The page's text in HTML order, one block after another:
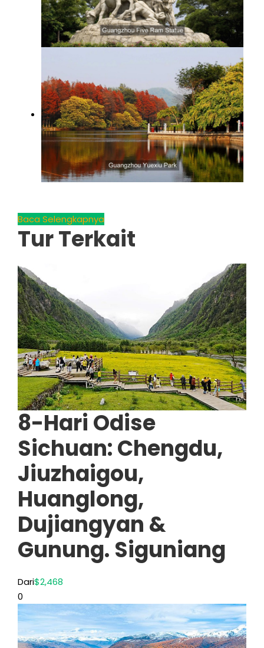
Baca Selengkapnya
Tur Terkait
8-Hari Odise
Sichuan: Chengdu,
Jiuzhaigou,
Huanglong,
Dujiangyan &
Gunung. Siguniang
Dari$2,468
0